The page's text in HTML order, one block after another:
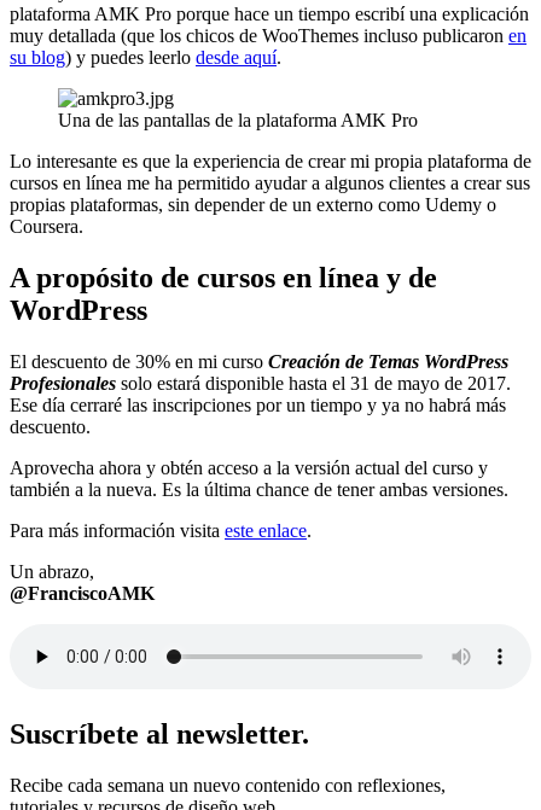
plataforma AMK Pro porque hace un tiempo escribí una explicación
muy detallada (que los chicos de WooThemes incluso publicaron en
su blog) y puedes leerlo desde aquí.
Una de las pantallas de la plataforma AMK Pro
Lo interesante es que la experiencia de crear mi propia plataforma de
cursos en línea me ha permitido ayudar a algunos clientes a crear sus
propias plataformas, sin depender de un externo como Udemy o
Coursera.
A propósito de cursos en línea y de
WordPress
El descuento de 30% en mi curso Creación de Temas WordPress
Profesionales solo estará disponible hasta el 31 de mayo de 2017.
Ese día cerraré las inscripciones por un tiempo y ya no habrá más
descuento.
Aprovecha ahora y obtén acceso a la versión actual del curso y
también a la nueva. Es la última chance de tener ambas versiones.
Para más información visita este enlace.
Un abrazo,
@FranciscoAMK
Suscríbete al newsletter.
Recibe cada semana un nuevo contenido con reflexiones,